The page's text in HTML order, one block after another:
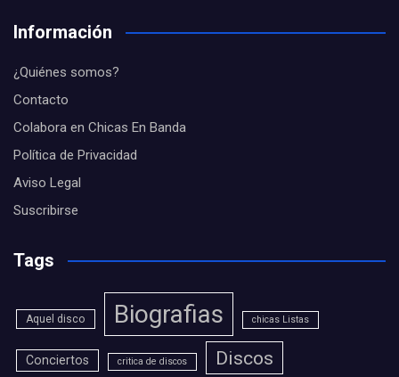
Información
¿Quiénes somos?
Contacto
Colabora en Chicas En Banda
Política de Privacidad
Aviso Legal
Suscribirse
Tags
Aquel disco Biografias chicas Listas
Conciertos critica de discos Discos